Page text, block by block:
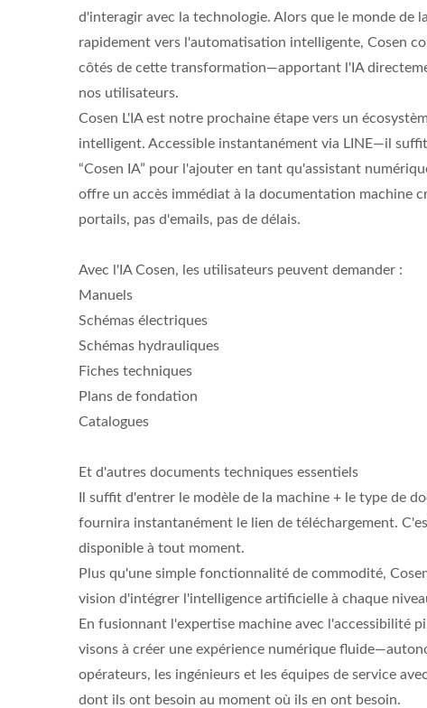
d'interagir avec la technologie. Alors que le monde de
rapidement vers l'automatisation intelligente, Cosen
côtés de cette transformation—apportant l'IA
nos utilisateurs.
Cosen L'IA est notre prochaine étape vers un
intelligent. Accessible instantanément via LINE—il
“Cosen IA” pour l'ajouter en tant qu'assistant
offre un accès immédiat à la documentation machine
portails, pas d'emails, pas de délais.
Avec l'IA Cosen, les utilisateurs peuvent demander :
Manuels
Schémas électriques
Schémas hydrauliques
Fiches techniques
Plans de fondation
Catalogues
Et d'autres documents techniques essentiels
Il suffit d'entrer le modèle de la machine + le type de
fournira instantanément le lien de téléchargement.
disponible à tout moment.
Plus qu'une simple fonctionnalité de commodité,
vision d'intégrer l'intelligence artificielle à chaque
En fusionnant l'expertise machine avec l'accessibilité
visons à créer une expérience numérique
opérateurs, les ingénieurs et les équipes de service
dont ils ont besoin au moment où ils en ont besoin.